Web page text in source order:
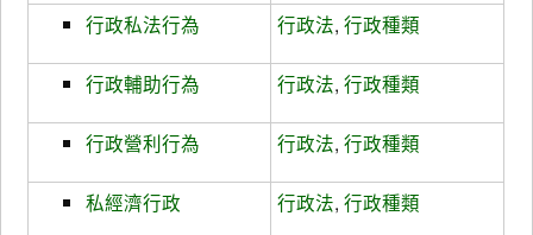
行政私法行為 行政法,行政種類
行政輔助行為 行政法,行政種類
行政營利行為 行政法,行政種類
私經濟行政 行政法,行政種類